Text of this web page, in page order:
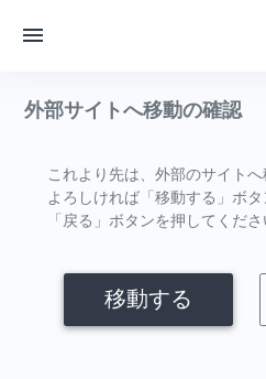
外部サイトへ移動の確認
これより先は、外部のサイトへ
よろしければ「移動する」ボ
「戻る」ボタンを押してくださ
移動する